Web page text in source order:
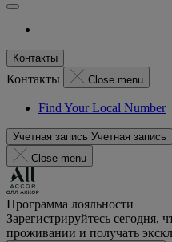
Контакты
Контакты Close menu
Find Your Local Number
Учетная запись Учетная запись
Close menu
Программа лояльности
Зарегистрируйтесь сегодня,
проживании и получать